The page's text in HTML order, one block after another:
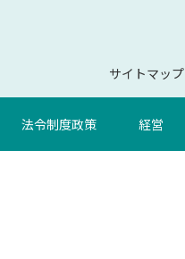
サイトマップ
法令制度政策 経営